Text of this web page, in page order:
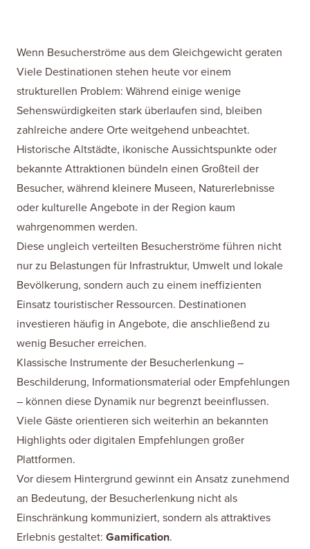
Wenn Besucherströme aus dem Gleichgewicht geraten
Viele Destinationen stehen heute vor einem
strukturellen Problem: Während einige wenige
Sehenswürdigkeiten stark überlaufen sind, bleiben
zahlreiche andere Orte weitgehend unbeachtet.
Historische Altstädte, ikonische Aussichtspunkte oder
bekannte Attraktionen bündeln einen Großteil der
Besucher, während kleinere Museen, Naturerlebnisse
oder kulturelle Angebote in der Region kaum
wahrgenommen werden.
Diese ungleich verteilten Besucherströme führen nicht
nur zu Belastungen für Infrastruktur, Umwelt und lokale
Bevölkerung, sondern auch zu einem ineffizienten
Einsatz touristischer Ressourcen. Destinationen
investieren häufig in Angebote, die anschließend zu
wenig Besucher erreichen.
Klassische Instrumente der Besucherlenkung –
Beschilderung, Informationsmaterial oder Empfehlungen
– können diese Dynamik nur begrenzt beeinflussen.
Viele Gäste orientieren sich weiterhin an bekannten
Highlights oder digitalen Empfehlungen großer
Plattformen.
Vor diesem Hintergrund gewinnt ein Ansatz zunehmend
an Bedeutung, der Besucherlenkung nicht als
Einschränkung kommuniziert, sondern als attraktives
Erlebnis gestaltet: Gamification.